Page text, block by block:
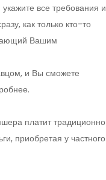
укажите все требования и
как только кто-то
Вашим
и Вы сможете
платит традиционно
приобретая у частного